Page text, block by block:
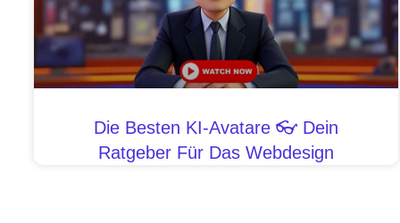
Die Besten KI-Avatare 👓 Dein
Ratgeber Für Das Webdesign